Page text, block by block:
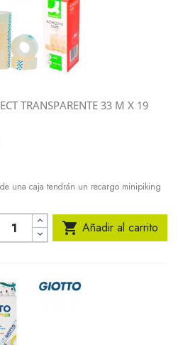
TRANSPARENTE 33 M X 19
una caja tendrán un recargo minipiking
 Añadir al carrito